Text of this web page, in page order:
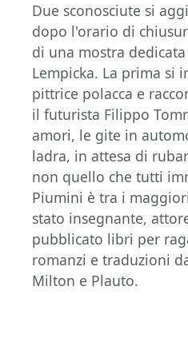
Due sconosciute si
dopo l'orario di
di una mostra
Lempicka. La prima si
pittrice polacca e
il futurista Filippo
amori, le gite in
ladra, in attesa di
non quello che tutti
Piumini è tra i
stato insegnante,
pubblicato libri per
romanzi e traduzioni
Milton e Plauto.